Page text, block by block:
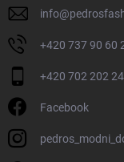
info@
+420 737 90 60
+420 702 202
Facebook